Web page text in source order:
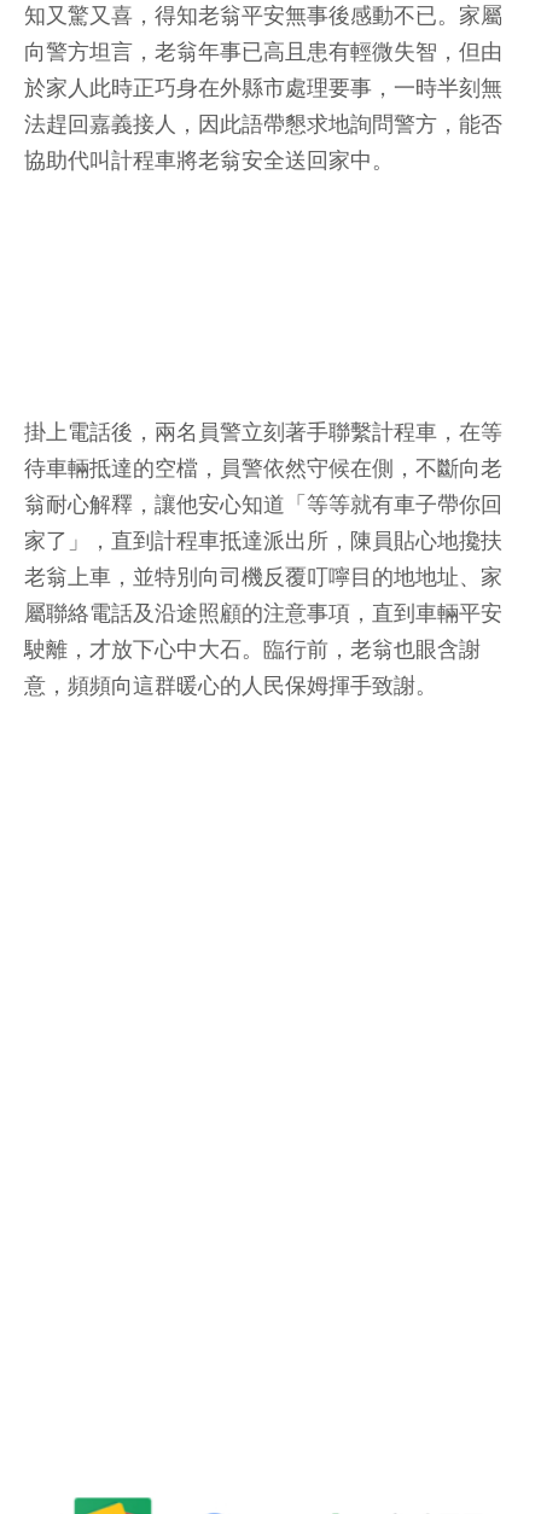
知又驚又喜，得知老翁平安無事後感動不已。家屬
向警方坦言，老翁年事已高且患有輕微失智，但由
於家人此時正巧身在外縣市處理要事，一時半刻無
法趕回嘉義接人，因此語帶懇求地詢問警方，能否
協助代叫計程車將老翁安全送回家中。
掛上電話後，兩名員警立刻著手聯繫計程車，在等
待車輛抵達的空檔，員警依然守候在側，不斷向老
翁耐心解釋，讓他安心知道「等等就有車子帶你回
家了」，直到計程車抵達派出所，陳員貼心地攙扶
老翁上車，並特別向司機反覆叮嚀目的地地址、家
屬聯絡電話及沿途照顧的注意事項，直到車輛平安
駛離，才放下心中大石。臨行前，老翁也眼含謝
意，頻頻向這群暖心的人民保姆揮手致謝。